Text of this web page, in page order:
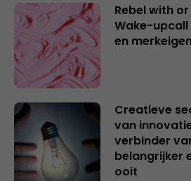
Rebel with
Wake-
en
Creatieve
van
verbinder
belangrijker
ooit